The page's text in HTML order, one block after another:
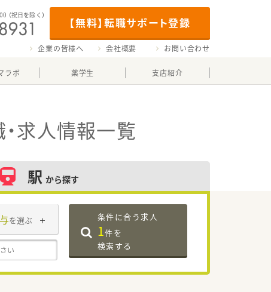
【無料】転職サポート登録
（祝日を除く）
企業の皆様へ 会社概要 お問い合わせ
ラボ 薬学生 支店紹介
求人情報一覧
駅 から探す
を選ぶ 条件に合う求人
1件を
検索する